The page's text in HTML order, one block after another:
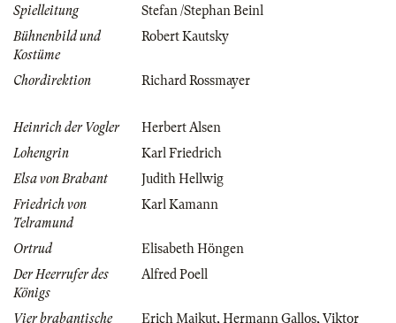
Spielleitung
Stefan /Stephan Beinl
Bühnenbild und
Kostüme
Robert Kautsky
Chordirektion Richard Rossmayer
Heinrich der Vogler
Herbert Alsen
Lohengrin
Karl Friedrich
Elsa von Brabant
Judith Hellwig
Friedrich von
Telramund
Karl Kamann
Ortrud
Elisabeth Höngen
Der Heerrufer des
Königs
Alfred Poell
Vier brabantische Erich Majkut,Hermann Gallos,Viktor